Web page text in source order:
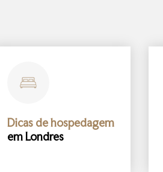
Dicas de hospedagem
em Londres